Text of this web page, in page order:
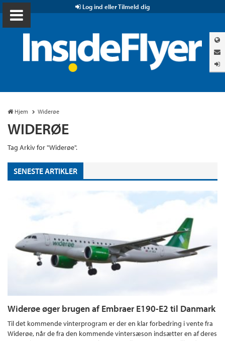
Log ind eller Tilmeld dig
Hjem Widerøe
WIDERØE
Tag Arkiv for "Widerøe".
SENESTE ARTIKLER
Widerøe øger brugen af Embraer E190-E2 til Danmark
Til det kommende vinterprogram er der en klar forbedring i vente fra
Widerøe, når de fra den kommende vintersæson indsætter en af deres